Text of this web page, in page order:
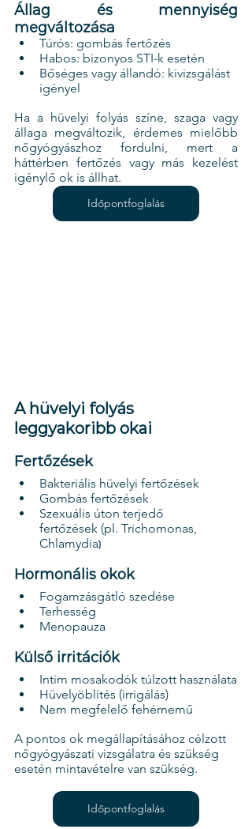
Állag és mennyiség
megváltozása
Túrós: gombás fertőzés
Habos: bizonyos STI-k esetén
Bőséges vagy állandó: kivizsgálást
igényel
Ha a hüvelyi folyás színe, szaga vagy
állaga megváltozik, érdemes mielőbb
nőgyógyászhoz fordulni, mert a
háttérben fertőzés vagy más kezelést
igénylő ok is állhat.
Időpontfoglalás
A hüvelyi folyás
leggyakoribb okai
Fertőzések
Bakteriális hüvelyi fertőzések
Gombás fertőzések
Szexuális úton terjedő
fertőzések (pl. Trichomonas,
Chlamydia)
Hormonális okok
Fogamzásgátló szedése
Terhesség
Menopauza
Külső irritációk
Intim mosakodók túlzott használata
Hüvelyöblítés (irrigálás)
Nem megfelelő fehérnemű
A pontos ok megállapításához célzott
nőgyógyászati vizsgálatra és szükség
esetén mintavételre van szükség.
Időpontfoglalás